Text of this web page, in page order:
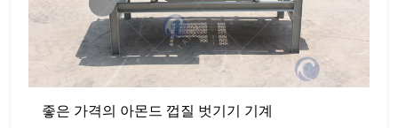
좋은 가격의 아몬드 껍질 벗기기 기계